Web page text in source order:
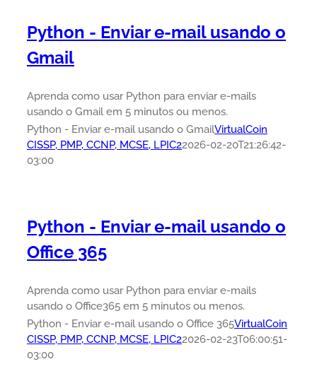
Python - Enviar e-mail usando o
Gmail
Aprenda como usar Python para enviar e-mails
usando o Gmail em 5 minutos ou menos.
Python - Enviar e-mail usando o GmailVirtualCoin
CISSP, PMP, CCNP, MCSE, LPIC22026-02-20T21:26:42-
03:00
Python - Enviar e-mail usando o
Office 365
Aprenda como usar Python para enviar e-mails
usando o Office365 em 5 minutos ou menos.
Python - Enviar e-mail usando o Office 365VirtualCoin
CISSP, PMP, CCNP, MCSE, LPIC22026-02-23T06:00:51-
03:00